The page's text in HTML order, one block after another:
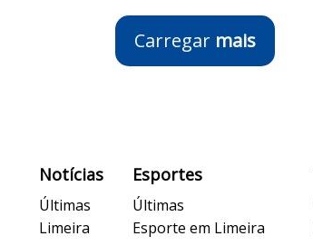
Carregar mais
Notícias
Últimas
Limeira
Esportes
Últimas
Esporte em Limeira